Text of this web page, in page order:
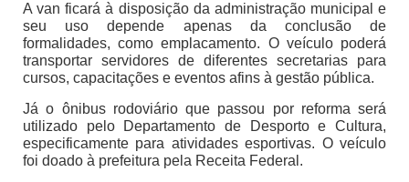
A van ficará à disposição da administração municipal e
seu uso depende apenas da conclusão de
formalidades, como emplacamento. O veículo poderá
transportar servidores de diferentes secretarias para
cursos, capacitações e eventos afins à gestão pública.
Já o ônibus rodoviário que passou por reforma será
utilizado pelo Departamento de Desporto e Cultura,
especificamente para atividades esportivas. O veículo
foi doado à prefeitura pela Receita Federal.